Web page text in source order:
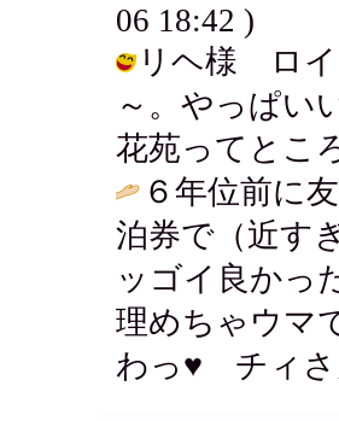
06 18:42 )
リヘ様 ロイ
～。やっぱい
花苑ってとこ
６年位前に
泊券で（近す
ッゴイ良かっ
理めちゃウマ
わっ♥ チィさ